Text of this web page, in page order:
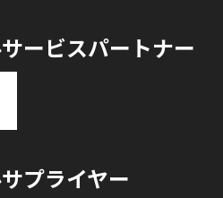
ービスパートナー
プライヤー